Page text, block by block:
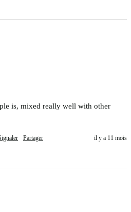
is, mixed really well with other
Partager il y a 11 mois